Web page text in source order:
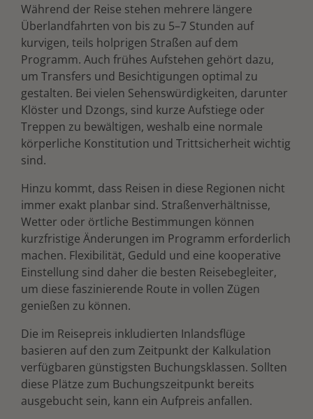
Während der Reise stehen mehrere längere
Überlandfahrten von bis zu 5–7 Stunden auf
kurvigen, teils holprigen Straßen auf dem
Programm. Auch frühes Aufstehen gehört dazu,
um Transfers und Besichtigungen optimal zu
gestalten. Bei vielen Sehenswürdigkeiten, darunter
Klöster und Dzongs, sind kurze Aufstiege oder
Treppen zu bewältigen, weshalb eine normale
körperliche Konstitution und Trittsicherheit wichtig
sind.
Hinzu kommt, dass Reisen in diese Regionen nicht
immer exakt planbar sind. Straßenverhältnisse,
Wetter oder örtliche Bestimmungen können
kurzfristige Änderungen im Programm erforderlich
machen. Flexibilität, Geduld und eine kooperative
Einstellung sind daher die besten Reisebegleiter,
um diese faszinierende Route in vollen Zügen
genießen zu können.
Die im Reisepreis inkludierten Inlandsflüge
basieren auf den zum Zeitpunkt der Kalkulation
verfügbaren günstigsten Buchungsklassen. Sollten
diese Plätze zum Buchungszeitpunkt bereits
ausgebucht sein, kann ein Aufpreis anfallen.